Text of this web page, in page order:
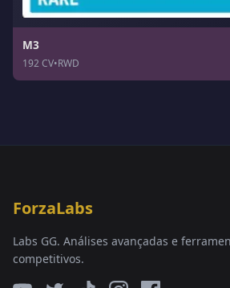
M3
192 CV•RWD
ForzaLabs
Labs GG. Análises avançadas e
competitivos.